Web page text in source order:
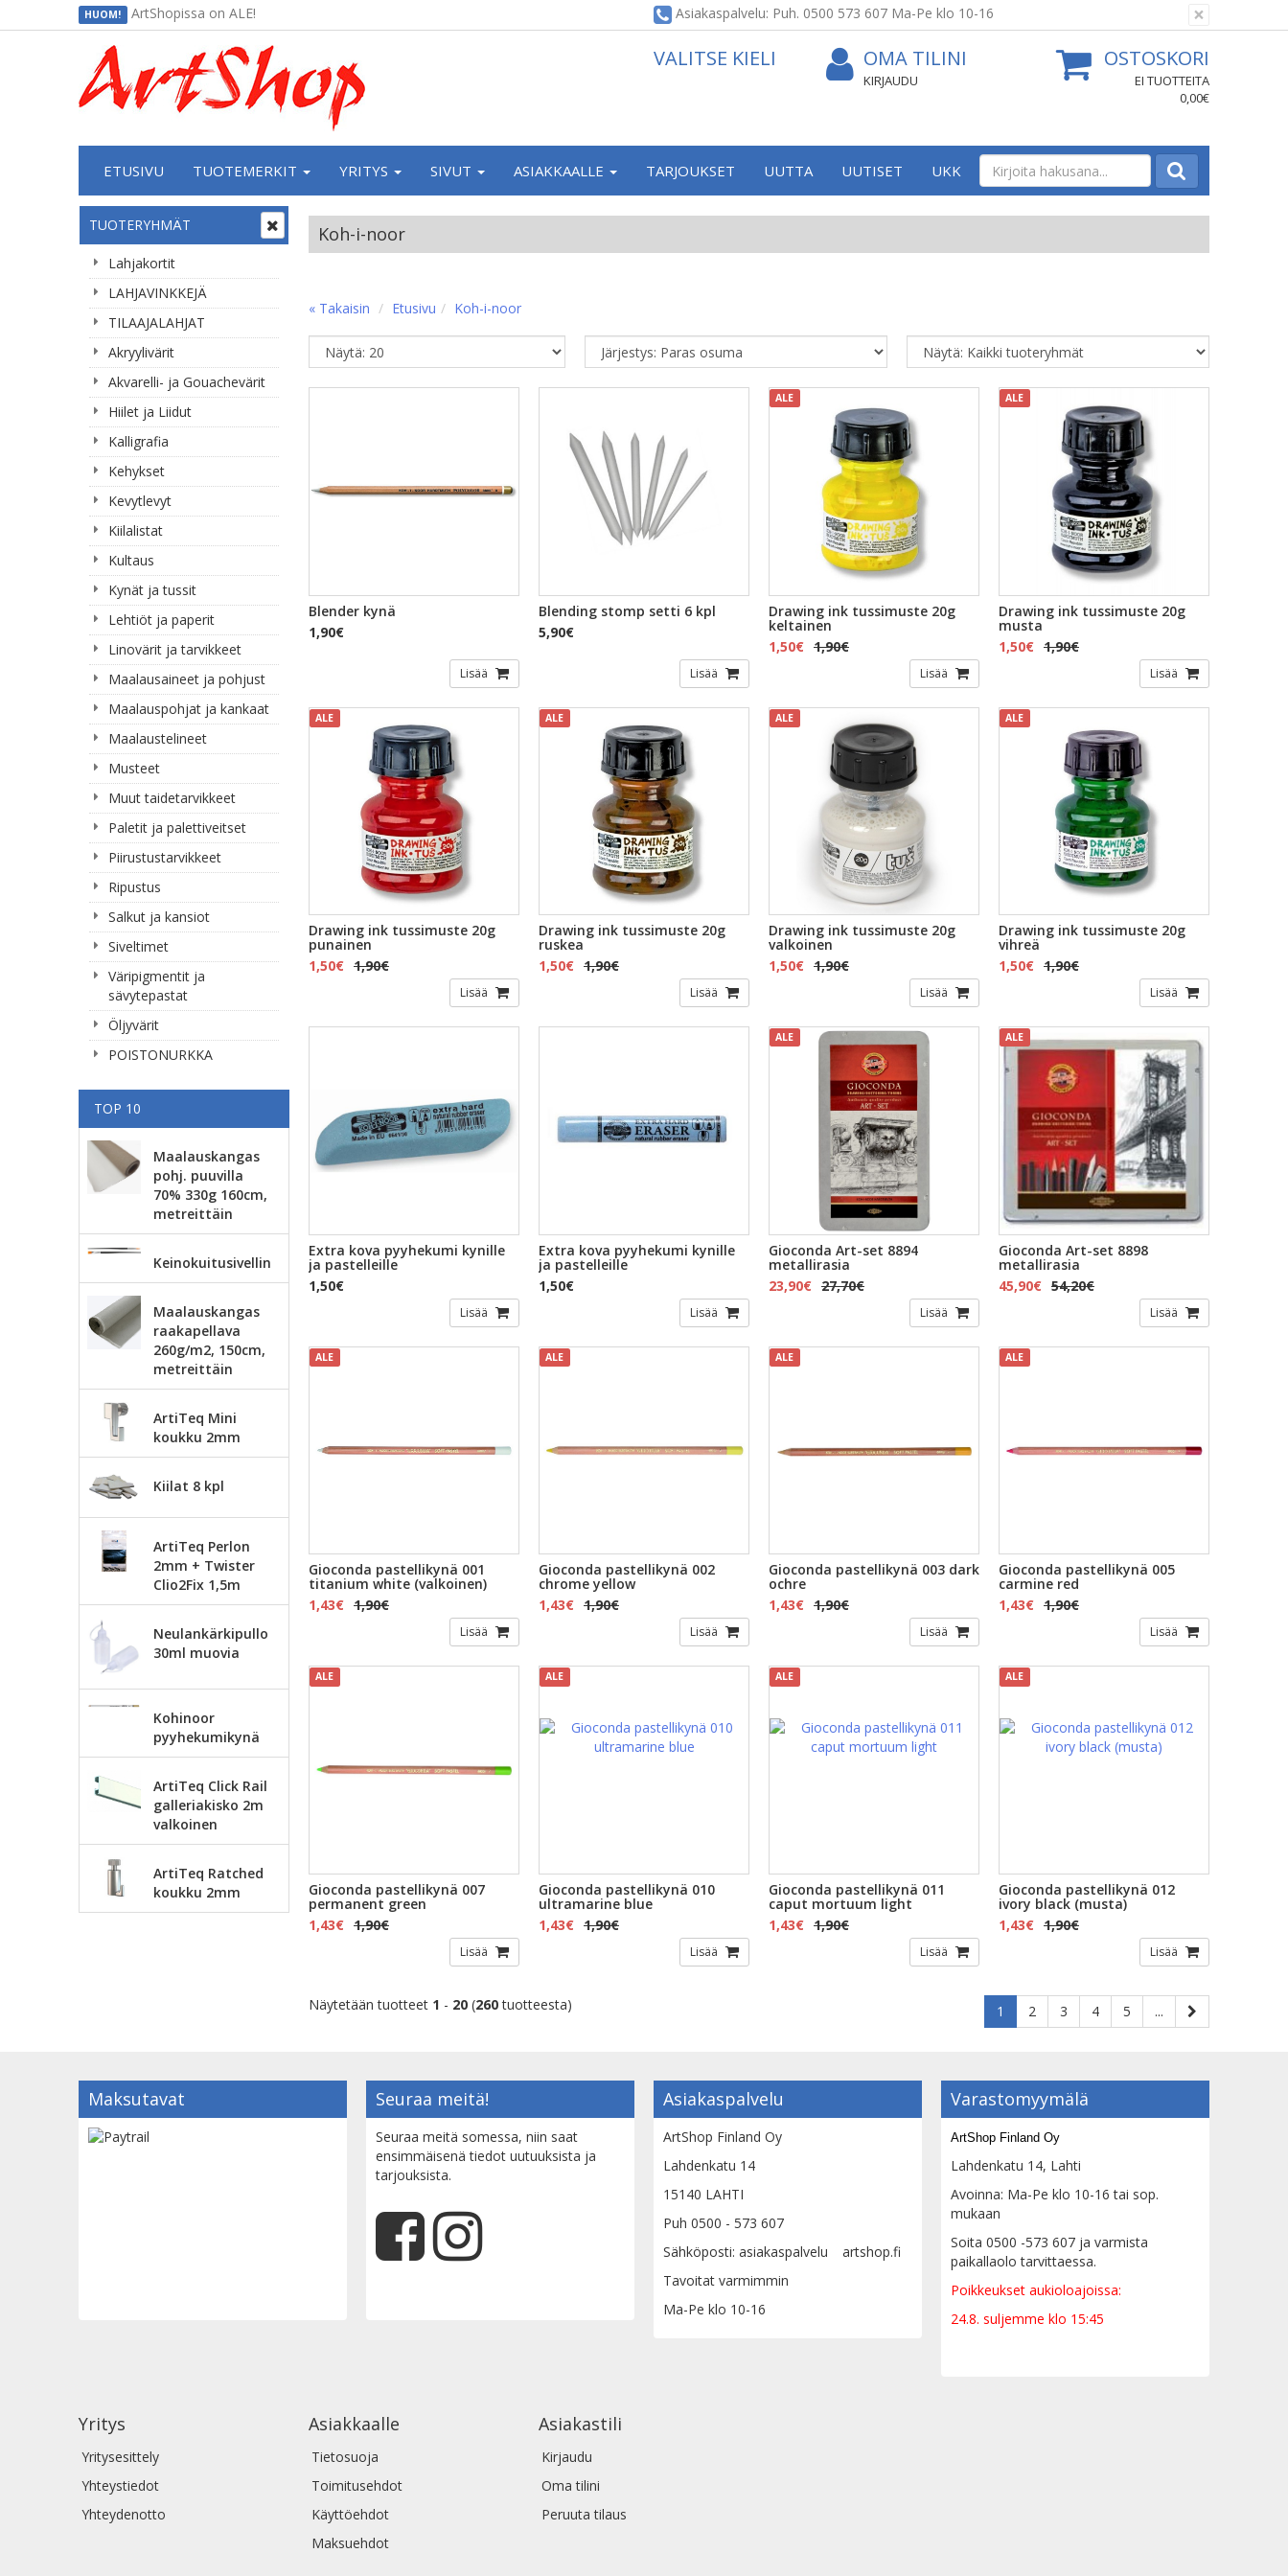
HUOM! ArtShopissa on ALE! ×
Asiakaspalvelu: Puh. 0500 573 607 Ma-Pe klo 10-16
VALITSE KIELI OMA TILINI
KIRJAUDU
OSTOSKORI
EI TUOTTEITA
0,00€
ETUSIVU TUOTEMERKIT YRITYS SIVUT ASIAKKAALLE TARJOUKSET UUTTA UUTISET UKK
TUOTERYHMÄT
Lahjakortit
LAHJAVINKKEJÄ
TILAAJALAHJAT
Akryylivärit
Akvarelli- ja Gouachevärit
Hiilet ja Liidut
Kalligrafia
Kehykset
Kevytlevyt
Kiilalistat
Kultaus
Kynät ja tussit
Lehtiöt ja paperit
Linovärit ja tarvikkeet
Maalausaineet ja pohjust
Maalauspohjat ja kankaat
Maalaustelineet
Musteet
Muut taidetarvikkeet
Paletit ja palettiveitset
Piirustustarvikkeet
Ripustus
Salkut ja kansiot
Siveltimet
Väripigmentit ja
sävytepastat
Öljyvärit
POISTONURKKA
TOP 10
Maalauskangas
pohj. puuvilla
70% 330g 160cm,
metreittäin
Keinokuitusivellin
Maalauskangas
raakapellava
260g/m2, 150cm,
metreittäin
ArtiTeq Mini
koukku 2mm
Kiilat 8 kpl
ArtiTeq Perlon
2mm + Twister
Clio2Fix 1,5m
Neulankärkipullo
30ml muovia
Kohinoor
pyyhekumikynä
ArtiTeq Click Rail
galleriakisko 2m
valkoinen
ArtiTeq Ratched
koukku 2mm
Koh-i-noor
« Takaisin Etusivu Koh-i-noor
Blender kynä
1,90€
Lisää
Blending stomp setti 6 kpl
5,90€
Lisää
ALE
Drawing ink tussimuste 20g
keltainen
1,50€ 1,90€
Lisää
ALE
Drawing ink tussimuste 20g
musta
1,50€ 1,90€
Lisää
ALE
Drawing ink tussimuste 20g
punainen
1,50€ 1,90€
Lisää
ALE
Drawing ink tussimuste 20g
ruskea
1,50€ 1,90€
Lisää
ALE
Drawing ink tussimuste 20g
valkoinen
1,50€ 1,90€
Lisää
ALE
Drawing ink tussimuste 20g
vihreä
1,50€ 1,90€
Lisää
Extra kova pyyhekumi kynille
ja pastelleille
1,50€
Lisää
Extra kova pyyhekumi kynille
ja pastelleille
1,50€
Lisää
ALE
Gioconda Art-set 8894
metallirasia
23,90€ 27,70€
Lisää
ALE
Gioconda Art-set 8898
metallirasia
45,90€ 54,20€
Lisää
ALE
Gioconda pastellikynä 001
titanium white (valkoinen)
1,43€ 1,90€
Lisää
ALE
Gioconda pastellikynä 002
chrome yellow
1,43€ 1,90€
Lisää
ALE
Gioconda pastellikynä 003 dark
ochre
1,43€ 1,90€
Lisää
ALE
Gioconda pastellikynä 005
carmine red
1,43€ 1,90€
Lisää
ALE
Gioconda pastellikynä 007
permanent green
1,43€ 1,90€
Lisää
ALE
Gioconda pastellikynä 010
ultramarine blue
1,43€ 1,90€
Lisää
ALE
Gioconda pastellikynä 011
caput mortuum light
1,43€ 1,90€
Lisää
ALE
Gioconda pastellikynä 012
ivory black (musta)
1,43€ 1,90€
Lisää
Näytetään tuotteet 1 - 20 (260tuotteesta) 1 2 3 4 5 ...
Maksutavat Seuraa meitä!
Seuraa meitä somessa, niin saat
ensimmäisenä tiedot uutuuksista ja
tarjouksista.
Asiakaspalvelu
ArtShop Finland Oy
Lahdenkatu 14
15140 LAHTI
Puh 0500 - 573 607
Sähköposti: asiakaspalvelu
artshop.fi
Tavoitat varmimmin
Ma-Pe klo 10-16
Varastomyymälä
ArtShop Finland Oy
Lahdenkatu 14, Lahti
Avoinna: Ma-Pe klo 10-16 tai sop.
mukaan
Soita 0500 -573 607 ja varmista
paikallaolo tarvittaessa.
Poikkeukset aukioloajoissa:
24.8. suljemme klo 15:45
Yritys
Yritysesittely
Yhteystiedot
Yhteydenotto
Asiakkaalle
Tietosuoja
Toimitusehdot
Käyttöehdot
Maksuehdot
Asiakastili
Kirjaudu
Oma tilini
Peruuta tilaus